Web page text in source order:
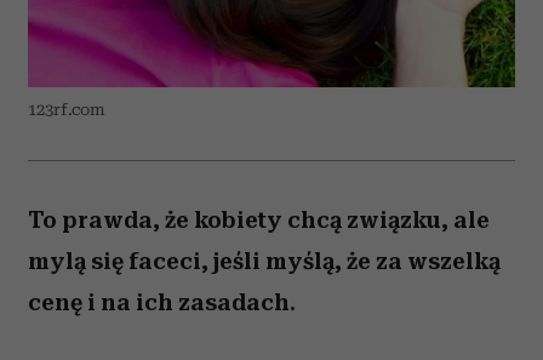
123rf.com
To prawda, że kobiety chcą związku, ale
mylą się faceci, jeśli myślą, że za wszelką
cenę i na ich zasadach.